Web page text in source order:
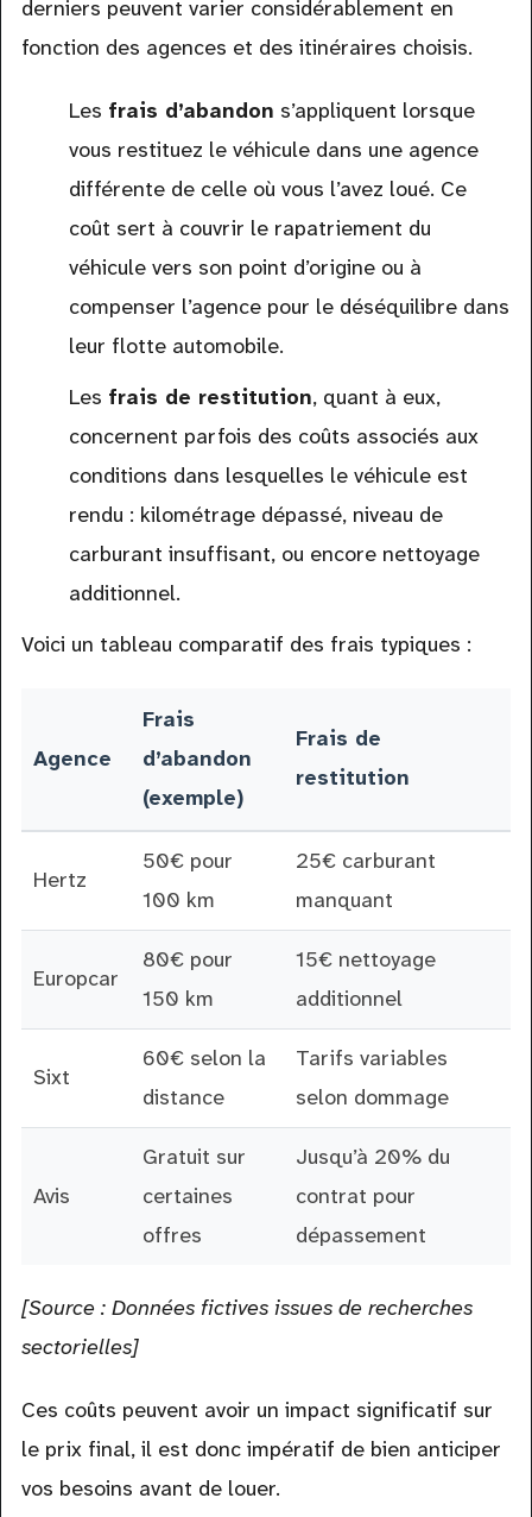
derniers peuvent varier considérablement en
fonction des agences et des itinéraires choisis.
Les frais d’abandon s’appliquent lorsque
vous restituez le véhicule dans une agence
différente de celle où vous l’avez loué. Ce
coût sert à couvrir le rapatriement du
véhicule vers son point d’origine ou à
compenser l’agence pour le déséquilibre dans
leur flotte automobile.
Les frais de restitution, quant à eux,
concernent parfois des coûts associés aux
conditions dans lesquelles le véhicule est
rendu : kilométrage dépassé, niveau de
carburant insuffisant, ou encore nettoyage
additionnel.
Voici un tableau comparatif des frais typiques :
Agence
Frais
d’abandon
(exemple)
Frais de
restitution
Hertz
50€ pour
100 km
25€ carburant
manquant
Europcar
80€ pour
150 km
15€ nettoyage
additionnel
Sixt
60€ selon la
distance
Tarifs variables
selon dommage
Avis
Gratuit sur
certaines
offres
Jusqu’à 20% du
contrat pour
dépassement
[Source : Données fictives issues de recherches
sectorielles]
Ces coûts peuvent avoir un impact significatif sur
le prix final, il est donc impératif de bien anticiper
vos besoins avant de louer.